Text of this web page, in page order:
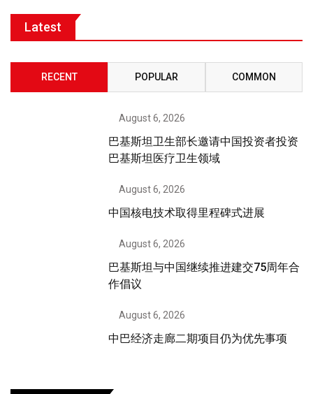
Latest
RECENT POPULAR COMMON
August 6, 2026
巴基斯坦卫生部长邀请中国投资者投资
巴基斯坦医疗卫生领域
August 6, 2026
中国核电技术取得里程碑式进展
August 6, 2026
巴基斯坦与中国继续推进建交75周年合
作倡议
August 6, 2026
中巴经济走廊二期项目仍为优先事项